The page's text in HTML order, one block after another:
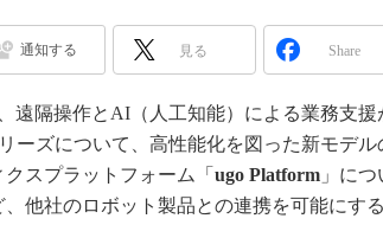
日本ものづくりワールド
AUTOMOTIVE WORLD
無償設計ツール
3Dプリンタ
デジタルツインと
S＆OP
インダストリー4.0
通知する 見る Share
遠隔操作とAI（人工知能）による業務支援
ーズについて、高性能化を図った新モデル
スプラットフォーム「 ugo Platform 」に
、他社のロボット製品との連携を可能にす